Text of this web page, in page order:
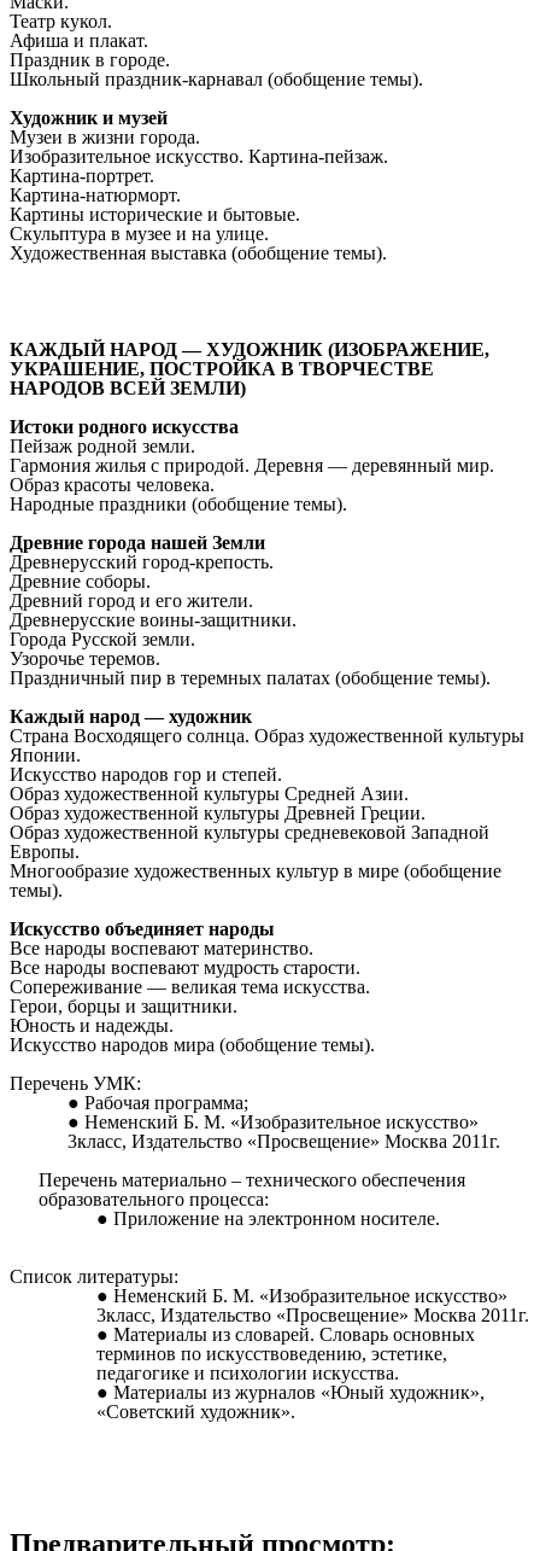
Театр кукол.
Афиша и плакат.
Праздник в городе.
Школьный праздник-карнавал (обобщение темы).
Художник и музей
Музеи в жизни города.
Изобразительное искусство. Картина-пейзаж.
Картина-портрет.
Картина-натюрморт.
Картины исторические и бытовые.
Скульптура в музее и на улице.
Художественная выставка (обобщение темы).
КАЖДЫЙ НАРОД — ХУДОЖНИК (ИЗОБРАЖЕНИЕ,
УКРАШЕНИЕ, ПОСТРОЙКА В ТВОРЧЕСТВЕ
НАРОДОВ ВСЕЙ ЗЕМЛИ)
Истоки родного искусства
Пейзаж родной земли.
Гармония жилья с природой. Деревня — деревянный мир.
Образ красоты человека.
Народные праздники (обобщение темы).
Древние города нашей Земли
Древнерусский город-крепость.
Древние соборы.
Древний город и его жители.
Древнерусские воины-защитники.
Города Русской земли.
Узорочье теремов.
Праздничный пир в теремных палатах (обобщение темы).
Каждый народ — художник
Страна Восходящего солнца. Образ художественной культуры
Японии.
Искусство народов гор и степей.
Образ художественной культуры Средней Азии.
Образ художественной культуры Древней Греции.
Образ художественной культуры средневековой Западной
Европы.
Многообразие художественных культур в мире (обобщение
темы).
Искусство объединяет народы
Все народы воспевают материнство.
Все народы воспевают мудрость старости.
Сопереживание — великая тема искусства.
Герои, борцы и защитники.
Юность и надежды.
Искусство народов мира (обобщение темы).
Перечень УМК:
Рабочая программа;
Неменский Б. М. «Изобразительное искусство»
3класс, Издательство «Просвещение» Москва 2011г.
Перечень материально – технического обеспечения
образовательного процесса:
Приложение на электронном носителе.
Список литературы:
Неменский Б. М. «Изобразительное искусство»
3класс, Издательство «Просвещение» Москва 2011г.
Материалы из словарей. Словарь основных
терминов по искусствоведению, эстетике,
педагогике и психологии искусства.
Материалы из журналов «Юный художник»,
«Советский художник».
Предварительный просмотр: